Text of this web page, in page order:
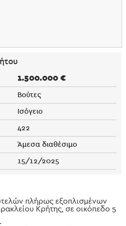
1.500.000 €
Βούτες
Ισόγειο
422
Άμεσα διαθέσιμο
15/12/2025
πλήρως εξοπλισμένων
Κρήτης, σε οικόπεδο 5